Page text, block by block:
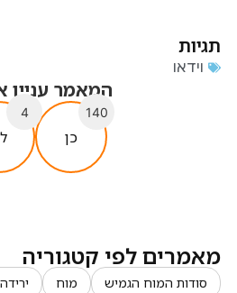
תגיות
וידאו
המאמר עניין
כן
140
4
מאמרים לפי קטגוריה
סודות המוח הגמיש מוח